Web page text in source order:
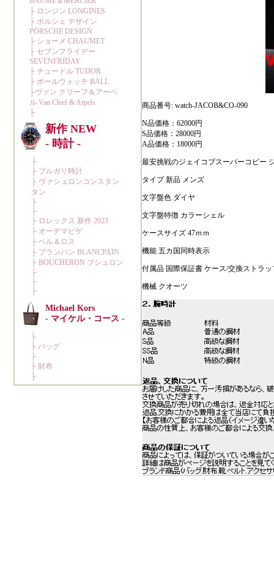
商品番号: watch-JACOB&CO-090
N品価格：62000円
S品価格：28000円
A品価格：18000円
最安挑戦のジェイコブスーパーコピー
タイプ 新品 メンズ
文字盤色 ダイヤ
文字盤特徴 カラーシェル
ケースサイズ 47ｍｍ
機能 五カ国同時表示
付属品 国際保証書 ケース/交換ストラッ
機械 クオーツ